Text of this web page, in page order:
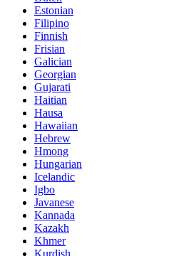
Estonian
Filipino
Finnish
Frisian
Galician
Georgian
Gujarati
Haitian
Hausa
Hawaiian
Hebrew
Hmong
Hungarian
Icelandic
Igbo
Javanese
Kannada
Kazakh
Khmer